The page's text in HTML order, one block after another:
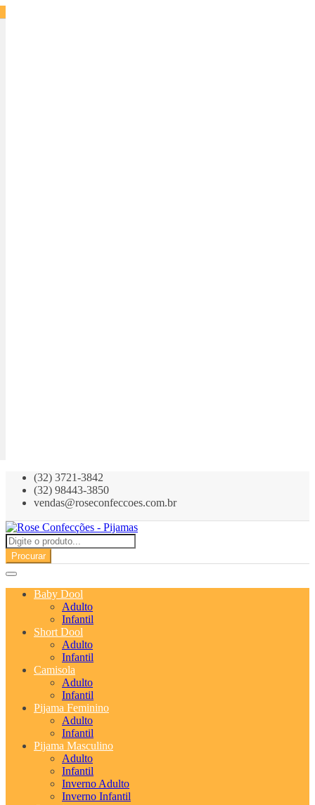
(32) 3721-3842
(32) 98443-3850
vendas@roseconfeccoes.com.br
Procurar
Baby Dool
Adulto
Infantil
Short Dool
Adulto
Infantil
Camisola
Adulto
Infantil
Pijama Feminino
Adulto
Infantil
Pijama Masculino
Adulto
Infantil
Inverno Adulto
Inverno Infantil